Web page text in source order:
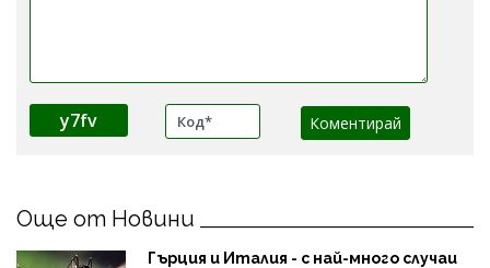
y7fv
Още от Новини
Гърция и Италия - с най-много случаи